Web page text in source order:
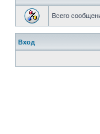
Всего
Вход